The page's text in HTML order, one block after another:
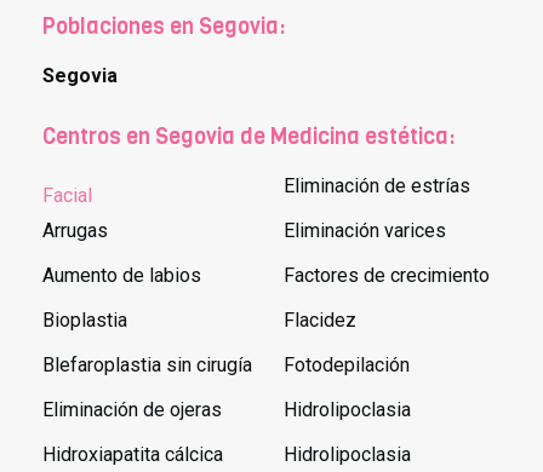
Poblaciones en Segovia:
Segovia
Centros en Segovia de Medicina estética:
Facial
Arrugas
Aumento de labios
Bioplastia
Blefaroplastia sin cirugía
Eliminación de ojeras
Hidroxiapatita cálcica
Eliminación de estrías
Eliminación varices
Factores de crecimiento
Flacidez
Fotodepilación
Hidrolipoclasia
Hidrolipoclasia